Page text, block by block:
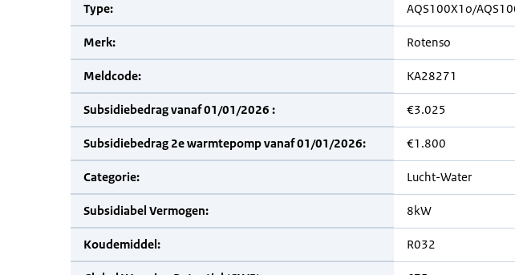
Type: AQS100X1o/
Merk: Rotenso
Meldcode: KA28271
Subsidiebedrag vanaf 01/01/2026 : €3.025
Subsidiebedrag 2e warmtepomp vanaf 01/01/2026: €1.800
Categorie: Lucht-Water
Subsidiabel Vermogen: 8kW
Koudemiddel: R032